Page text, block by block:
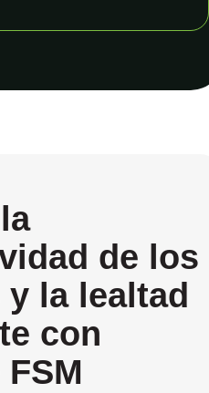
de los
la lealtad
con